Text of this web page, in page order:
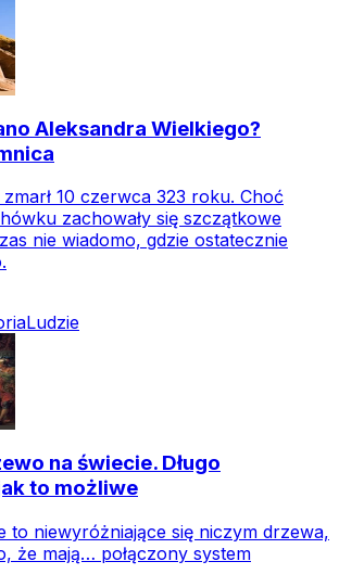
Aleksandra Wielkiego?
10 czerwca 323 roku. Choć
zachowały się szczątkowe
nie wiadomo, gdzie ostatecznie
Ludzie
na świecie. Długo
to możliwe
to niewyróżniające się niczym drzewa,
że mają… połączony system